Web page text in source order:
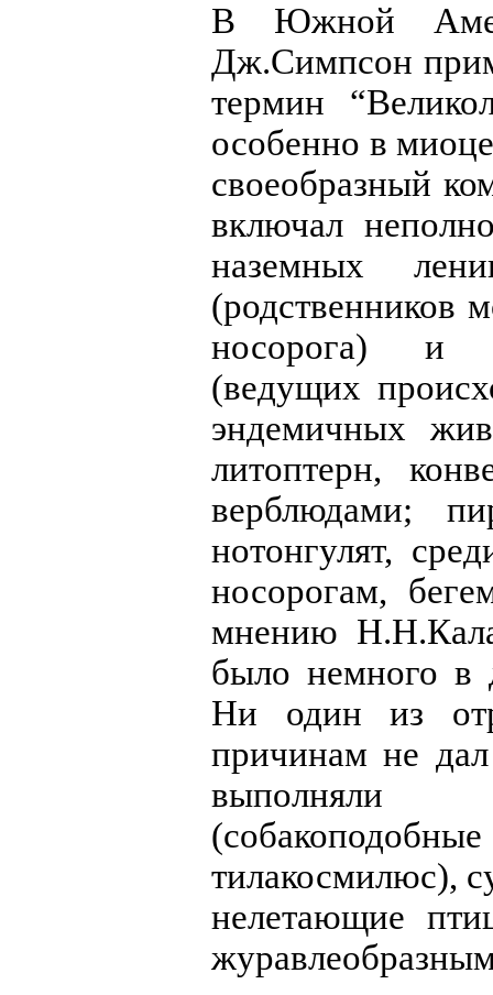
В Южной
Дж.Симпсон
термин
особенно в
своеобразный
включал
наземных
(родственников
носорога) и
(ведущих
эндемичных
литоптерн,
верблюдами;
нотонгулят,
носорогам,
мнению
было немного в
Ни один из
причинам не
выполняли
тилакосмилюс),
нелетающие